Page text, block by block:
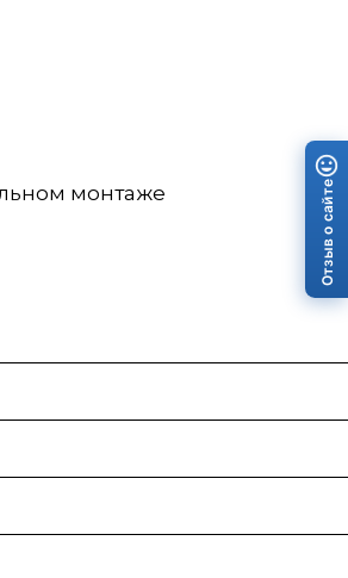
монтаже
Отзыв о сайте